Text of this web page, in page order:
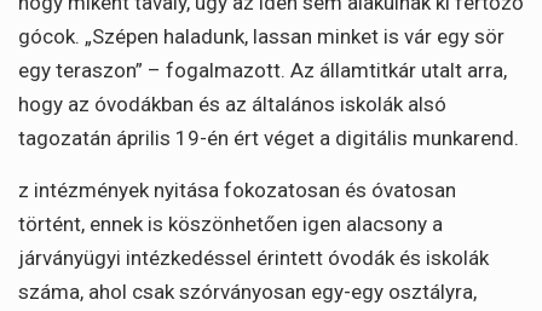
gócok. „Szépen haladunk, lassan minket is vár egy sör
egy teraszon” – fogalmazott. Az államtitkár utalt arra,
hogy az óvodákban és az általános iskolák alsó
tagozatán április 19-én ért véget a digitális munkarend.
z intézmények nyitása fokozatosan és óvatosan
történt, ennek is köszönhetően igen alacsony a
járványügyi intézkedéssel érintett óvodák és iskolák
száma, ahol csak szórványosan egy-egy osztályra,